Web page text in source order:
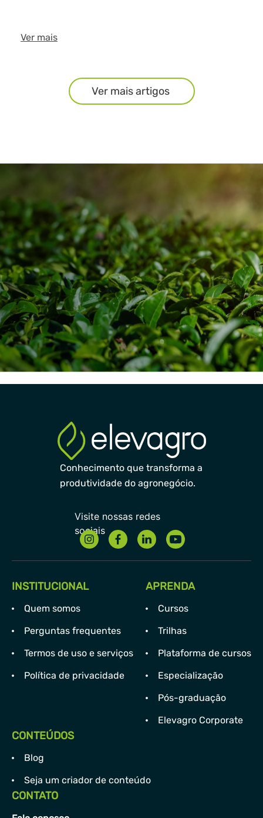
Ver mais
Ver mais artigos
Conhecimento que transforma a
produtividade do agronegócio.
INSTITUCIONAL
Quem somos
Perguntas frequentes
Termos de uso e serviços
Política de privacidade
APRENDA
Cursos
Trilhas
Plataforma de cursos
Especialização
Pós-graduação
Elevagro Corporate
CONTEÚDOS
Blog
Seja um criador de conteúdo
CONTATO